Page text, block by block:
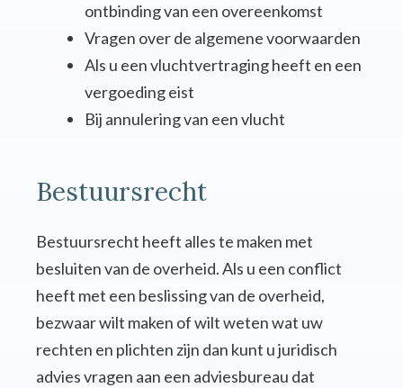
ontbinding van een overeenkomst
Vragen over de algemene voorwaarden
Als u een vluchtvertraging heeft en een
vergoeding eist
Bij annulering van een vlucht
Bestuursrecht
Bestuursrecht heeft alles te maken met
besluiten van de overheid. Als u een conflict
heeft met een beslissing van de overheid,
bezwaar wilt maken of wilt weten wat uw
rechten en plichten zijn dan kunt u juridisch
advies vragen aan een adviesbureau dat